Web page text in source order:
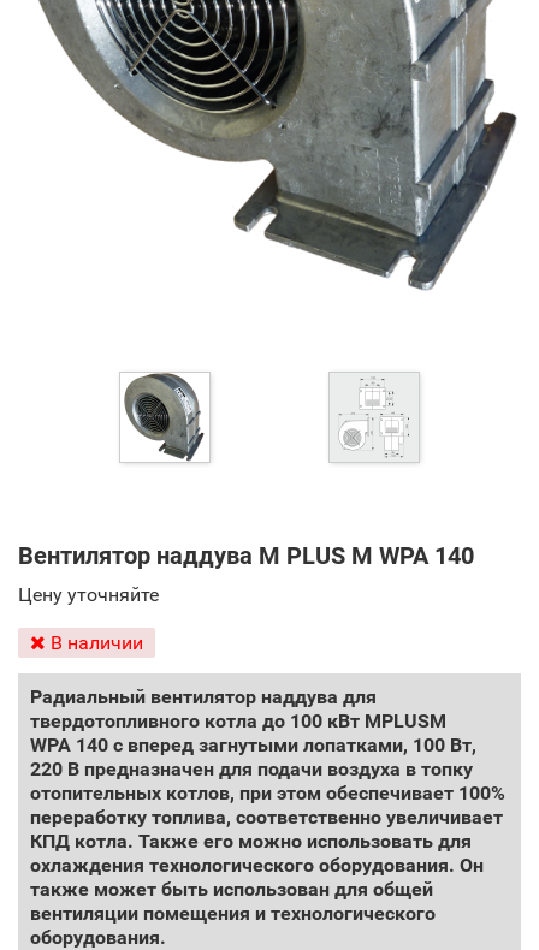
Вентилятор наддува M PLUS M WPA 140
Цену уточняйте
В наличии
Радиальный вентилятор наддува для
твердотопливного котла до 100 кВт MPLUSM
WPA 140 с вперед загнутыми лопатками, 100 Вт,
220 В предназначен для подачи воздуха в топку
отопительных котлов, при этом обеспечивает 100%
переработку топлива, соответственно увеличивает
КПД котла. Также его можно использовать для
охлаждения технологического оборудования. Он
также может быть использован для общей
вентиляции помещения и технологического
оборудования.